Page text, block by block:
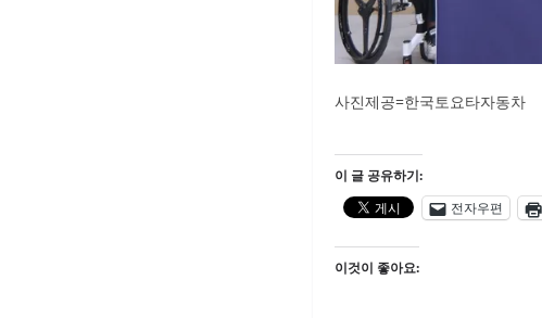
사진제공=한국토요타자동차
이 글 공유하기:
전자우편
이것이 좋아요: